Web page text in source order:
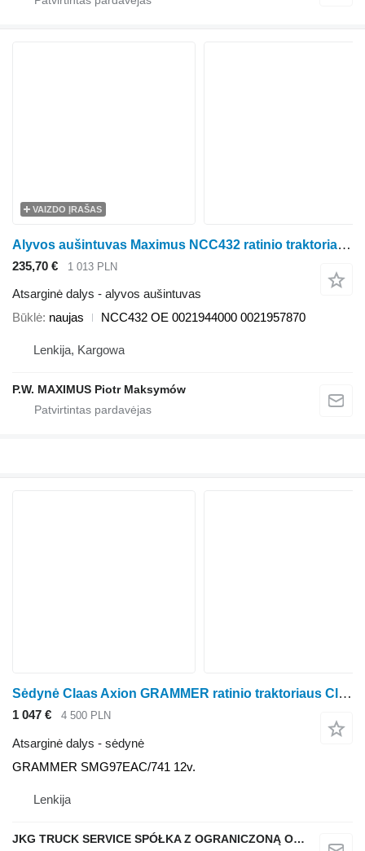
VAIZDO ĮRAŠAS
Alyvos aušintuvas Maximus NCC432 ratinio traktoriaus Claas AXION 850-800 850-810 870-810 880-810
235,70 € 1 013 PLN
Atsarginė dalys - alyvos aušintuvas
Būklė naujas NCC432 OE 0021944000 0021957870
Lenkija, Kargowa
P.W. MAXIMUS Piotr Maksymów
Sėdynė Claas Axion GRAMMER ratinio traktoriaus Claas Axion
1 047 € 4 500 PLN
Atsarginė dalys - sėdynė
GRAMMER SMG97EAC/741 12v.
Lenkija
JKG TRUCK SERVICE SPÓŁKA Z OGRANICZONĄ ODPOWIEDZIALNOŚCIĄ